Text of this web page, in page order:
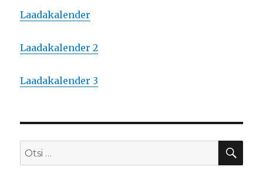
Laadakalender
Laadakalender 2
Laadakalender 3
Otsi: